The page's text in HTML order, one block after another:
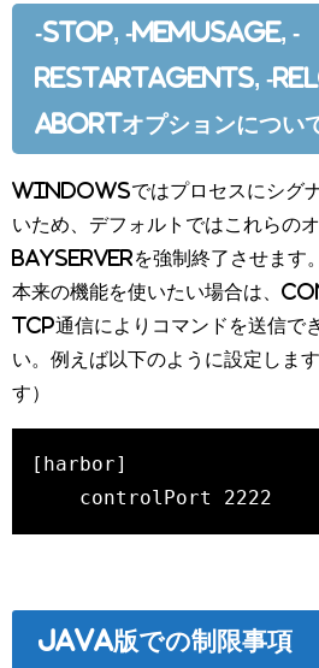
-stop, -memusage, -
restartAgents, -
abortオプションについ
Windowsではプロセスにシグナ
いため、デフォルトではこれらの
BayServerを強制終了させます
本来の機能を使いたい場合は
TCP通信によりコマンドを送信で
い。例えば以下のように設定しま
す）
[harbor]
    controlPort 2222
Java版での制限事項